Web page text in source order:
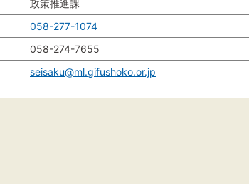
政策推進課
058-277-1074
058-274-7655
seisaku@ml.gifushoko.or.jp